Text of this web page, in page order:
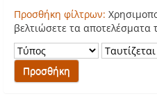
Προσθήκη φίλτρων:
βελτιώσετε τα αποτελέσματα